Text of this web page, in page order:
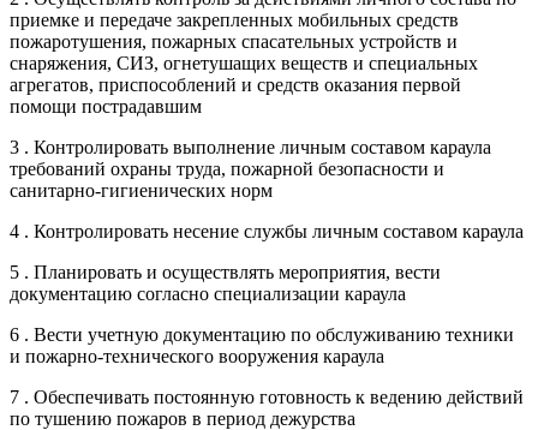
приемке и передаче закрепленных мобильных средств
пожаротушения, пожарных спасательных устройств и
снаряжения, СИЗ, огнетушащих веществ и специальных
агрегатов, приспособлений и средств оказания первой
помощи пострадавшим
3 . Контролировать выполнение личным составом караула
требований охраны труда, пожарной безопасности и
санитарно-гигиенических норм
4 . Контролировать несение службы личным составом караула
5 . Планировать и осуществлять мероприятия, вести
документацию согласно специализации караула
6 . Вести учетную документацию по обслуживанию техники
и пожарно-технического вооружения караула
7 . Обеспечивать постоянную готовность к ведению действий
по тушению пожаров в период дежурства